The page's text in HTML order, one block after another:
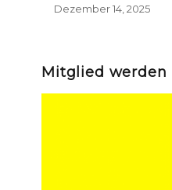
Dezember 14, 2025
Mitglied werden